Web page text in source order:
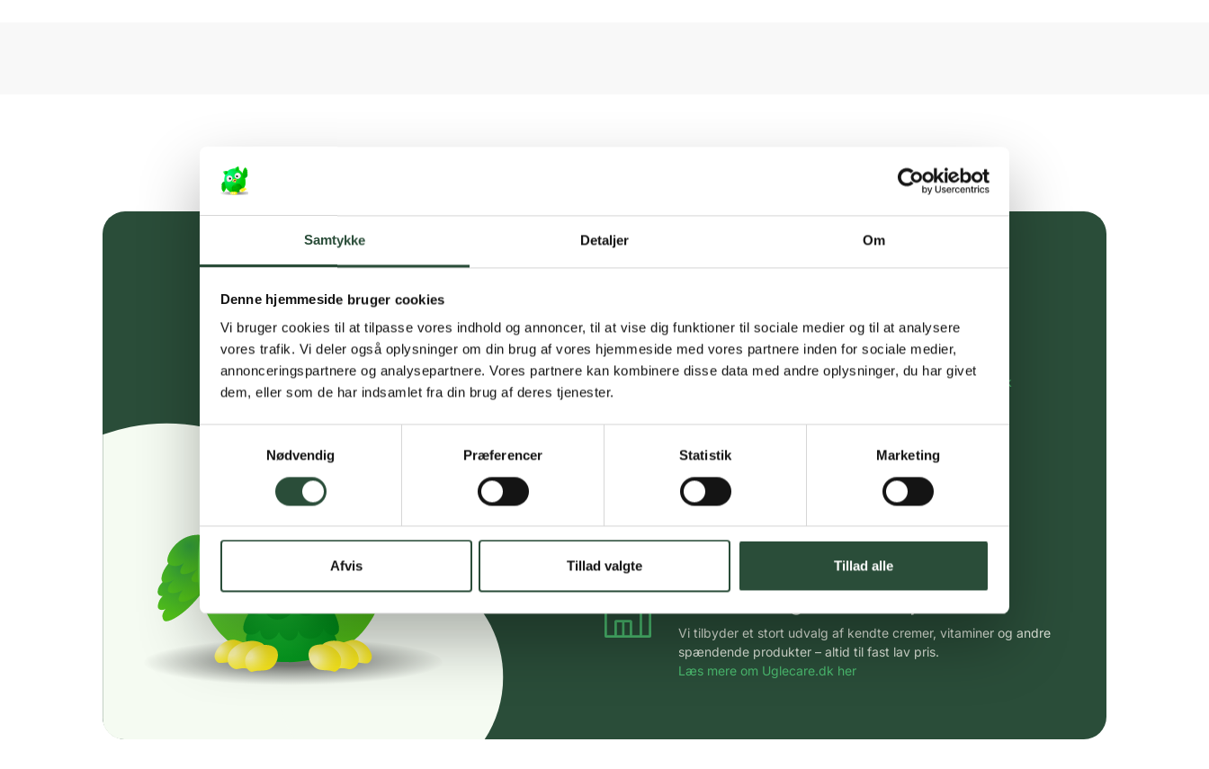
Samtykke Detaljer Om
Denne hjemmeside bruger cookies
Vi bruger cookies til at tilpasse vores indhold og annoncer, til at vise dig funktioner til sociale medier og til at analysere
vores trafik. Vi deler også oplysninger om din brug af vores hjemmeside med vores partnere inden for sociale medier,
annonceringspartnere og analysepartnere. Vores partnere kan kombinere disse data med andre oplysninger, du har givet
dem, eller som de har indsamlet fra din brug af deres tjenester.
Nødvendig
Præferencer Statistik Marketing
Afvis Tillad valgte Tillad alle
Gratis fragt over 349 kr.
Personlig rådgivning
Få hjælp til din webordre på: kundeservice@uglecare.dk
Hurtigt leveringen via GLS, og DAO
Faste lave priser*
Stort udvalg af kendte produkter
Vi tilbyder et stort udvalg af kendte cremer, vitaminer og andre
spændende produkter – altid til fast lav pris.
Læs mere om Uglecare.dk her